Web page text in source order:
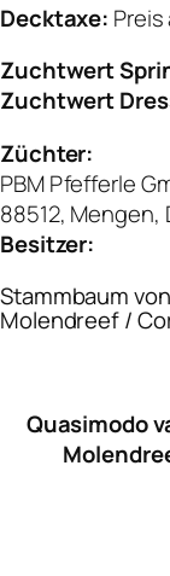
Decktaxe:
Zuchtwert
Zuchtwert
Züchter:
PBM Pfefferle
88512,
Besitzer:
Stammbaum
Molendreef /
Quasimodo